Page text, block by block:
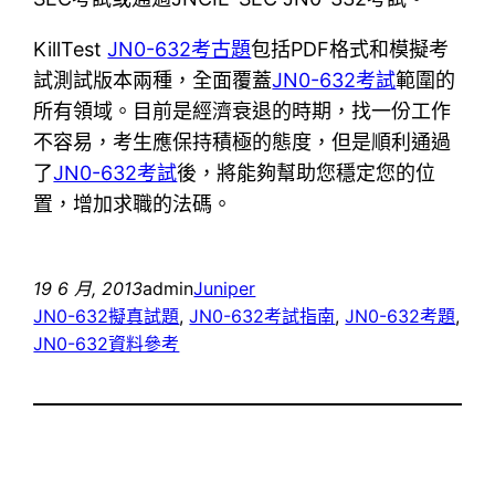
KillTestJN0-632考古題包括PDF格式和模擬考
試測試版本兩種，全面覆蓋JN0-632考試範圍的
所有領域。目前是經濟衰退的時期，找一份工作
不容易，考生應保持積極的態度，但是順利通過
了JN0-632考試後，將能夠幫助您穩定您的位
置，增加求職的法碼。
19 6 月, 2013adminJuniper
JN0-632擬真試題, JN0-632考試指南, JN0-632考題
JN0-632資料參考